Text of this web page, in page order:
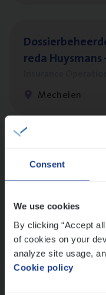
Consent
We use cookies
By clicking “Accept
of cookies on your
analyze site usage,
Cookie policy
re­da
Mechelen
Insurance Operations
Client
Insurance Operations